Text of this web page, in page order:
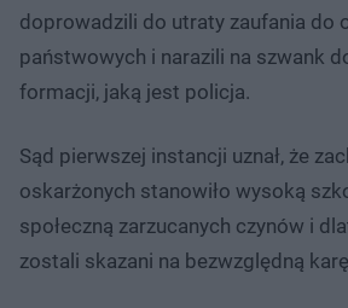
doprowadzili do utraty zaufania do
państwowych i narazili na szwank
formacji, jaką jest policja.
Sąd pierwszej instancji uznał, że
oskarżonych stanowiło wysoką
społeczną zarzucanych czynów i
zostali skazani na bezwzględną